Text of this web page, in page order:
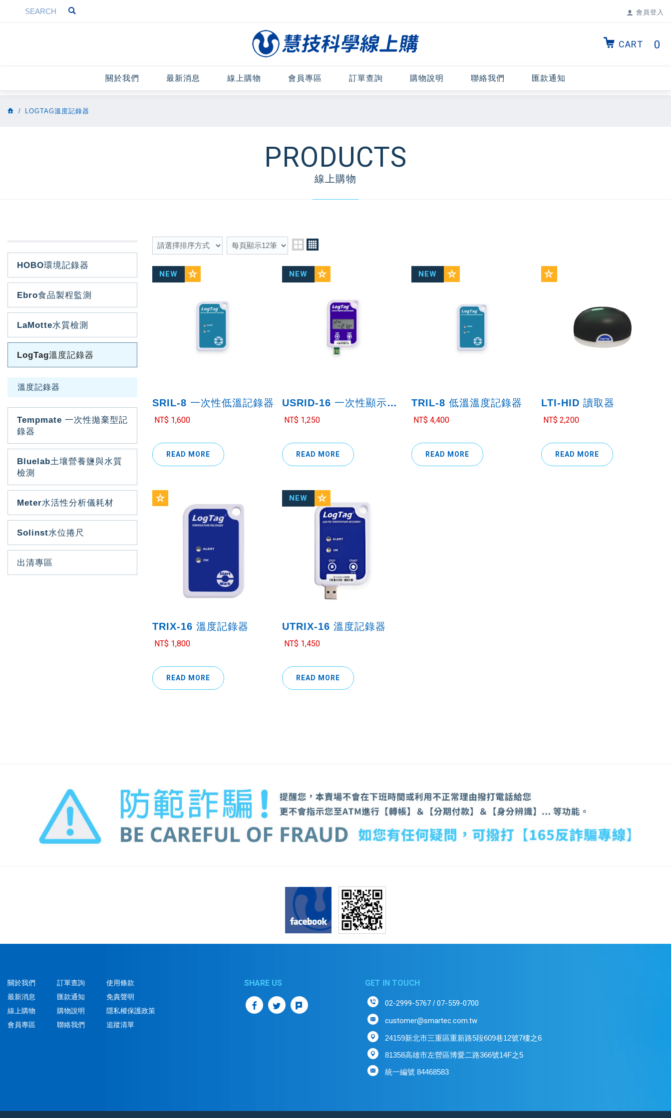
會員登入
CART 0
關於我們 最新消息 線上購物 會員專區 訂單查詢 購物說明 聯絡我們 匯款通知
LOGTAG溫度記錄器
PRODUCTS
線上購物
HOBO環境記錄器
Ebro食品製程監測
LaMotte水質檢測
LogTag溫度記錄器
溫度記錄器
Tempmate 一次性拋棄型記
錄器
Bluelab土壤營養鹽與水質
檢測
Meter水活性分析儀耗材
Solinst水位捲尺
出清專區
SRIL-8 一次性低溫記錄器
NT$ 1,600
READ MORE
USRID-16 一次性顯示型溫度記錄器
NT$ 1,250
READ MORE
TRIL-8 低溫溫度記錄器
NT$ 4,400
READ MORE
LTI-HID 讀取器
NT$ 2,200
READ MORE
TRIX-16 溫度記錄器
NT$ 1,800
READ MORE
UTRIX-16 溫度記錄器
NT$ 1,450
READ MORE
關於我們
最新消息
線上購物
會員專區
訂單查詢
匯款通知
購物說明
聯絡我們
使用條款
免責聲明
隱私權保護政策
追蹤清單
GET IN TOUCH
02-2999-5767 /07-559-0700
customer@smartec.com.tw
24159新北市三重區重新路5段609巷12號7樓之6
81358高雄市左營區博愛二路366號14F之5
統一編號 84468583